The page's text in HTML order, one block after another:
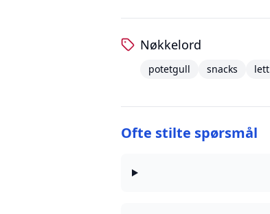
Nøkkelord
potetgull snacks lett
Ofte stilte spørsmål